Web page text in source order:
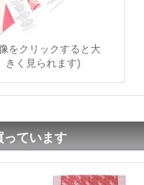
をクリックすると大
きく見られます)
っています